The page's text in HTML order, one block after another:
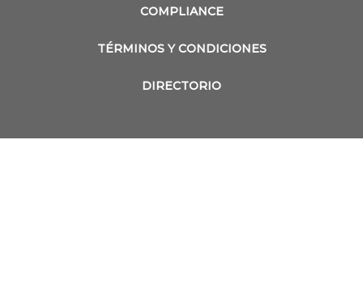
COMPLIANCE
TÉRMINOS Y CONDICIONES
DIRECTORIO